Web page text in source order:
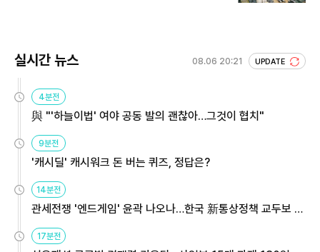
실시간 뉴스 08.06 20:21 UPDATE
4분전
與 "'하늘이법' 여야 공동 발의 괜찮아…그것이 협치"
9분전
'캐시딜' 캐시워크 돈 버는 퀴즈, 정답은?
14분전
관세전쟁 '엔드게임' 윤곽 나오나…한국 新통상정책 교두보 활
용해야
17분전